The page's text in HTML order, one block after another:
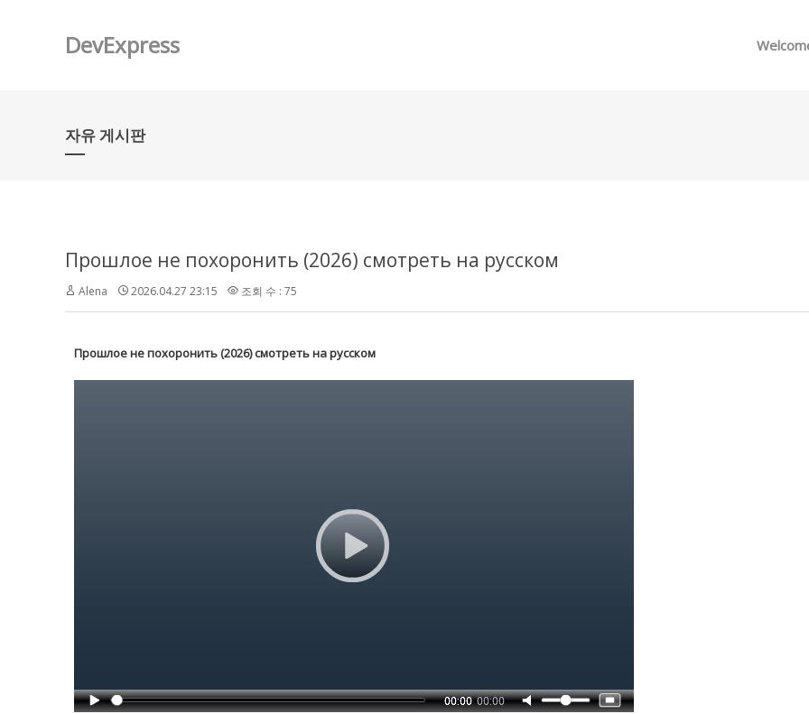
DevExpress
자유 게시판
Прошлое не похоронить (2026) смотреть на русском
Alena 2026.04.27 23:15 조회 수 : 75
Прошлое не похоронить (2026) смотреть на русском